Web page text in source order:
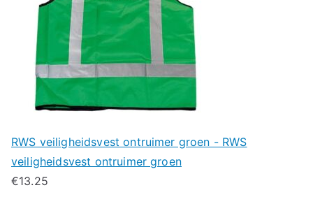
RWS veiligheidsvest ontruimer groen - RWS
veiligheidsvest ontruimer groen
€13.25